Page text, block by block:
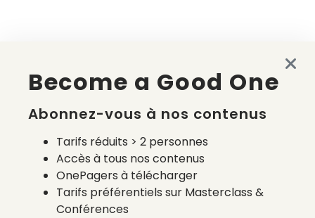
Become a Good One
Abonnez-vous à nos contenus
Tarifs réduits > 2 personnes
Accès à tous nos contenus
OnePagers à télécharger
Tarifs préférentiels sur Masterclass &
Conférences